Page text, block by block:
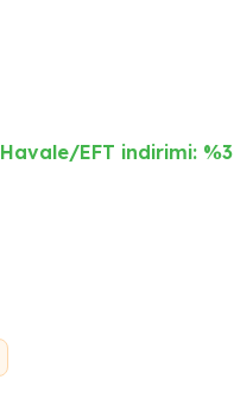
Havale/EFT indirimi: %3